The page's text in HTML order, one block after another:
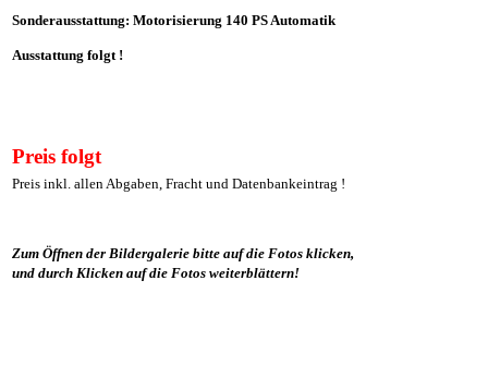
Sonderausstattung: Motorisierung 140 PS Automatik
Ausstattung folgt !
Preis folgt
Preis inkl. allen Abgaben, Fracht und Datenbankeintrag !
Zum Öffnen der Bildergalerie bitte auf die Fotos klicken,
und durch Klicken auf die Fotos weiterblättern!